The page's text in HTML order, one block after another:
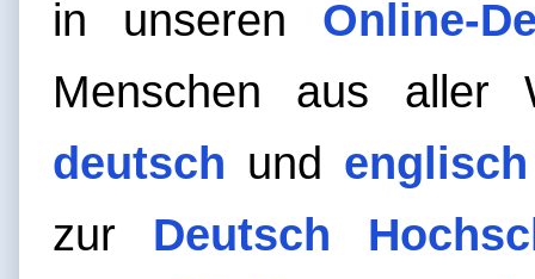
in unseren Online-
Menschen aus
deutsch und englisch
zur Deutsch